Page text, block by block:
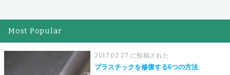
Most Popular
2017.02.27 に投稿された
プラスチックを修復する6つの方法